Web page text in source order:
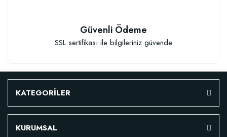
Güvenli Ödeme
SSL sertifikası ile bilgileriniz güvende
KATEGORİLER
KURUMSAL